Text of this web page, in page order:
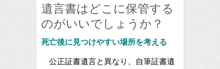
遺言書はどこに保管する
のがいいでしょうか？
死亡後に見つけやすい場所を考える
公正証書遺言と異なり、自筆証書遺